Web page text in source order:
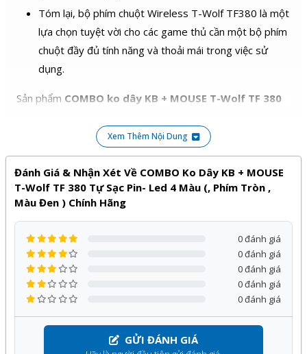
Tóm lại, bộ phím chuột Wireless T-Wolf TF380 là một
lựa chọn tuyệt vời cho các game thủ cần một bộ phím
chuột đầy đủ tính năng và thoải mái trong việc sử
dụng.
Sản phẩm COMBO ko dây KB + MOUSE T-Wolf TF 380
T-Wolf phân phối bởi Kỹ Thuật Vtech được cam
kết chính hãng, giá tốt và bảo hành12 tháng, đi kèm với
nhiều chương trình ưu đãi hấp dẫn khác.
Quý khách hàng hoàn toàn yên tâm khi lựa chọn sử dụng
sản phẩm, dịch vụ tại Kỹ Thuật Vtech.
Xem Thêm Nội Dung
Đánh Giá & Nhận Xét Về COMBO Ko Dây KB + MOUSE
T-Wolf TF 380 Tự Sạc Pin- Led 4 Màu (, Phím Tròn ,
Màu Đen ) Chính Hãng
GỬI ĐÁNH GIÁ
0 đánh giá
0 đánh giá
0 đánh giá
0 đánh giá
0 đánh giá